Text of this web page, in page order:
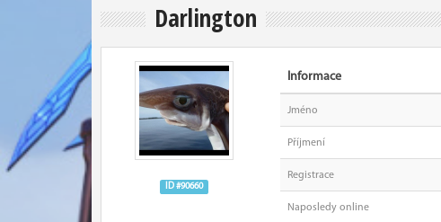
Darlington
ID #90660
Informace
Jméno
Příjmení
Registrace
Naposledy online